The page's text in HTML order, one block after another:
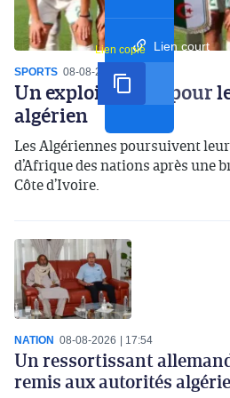
Lien court
Lien copié
SPORTS 08-08-2026
Un exploit inédit pour
algérien
Les Algériennes poursuivent
d’Afrique des nations après une
Côte d’Ivoire.
NATION 08-08-2026 17:54
Un ressortissant
remis aux autorités